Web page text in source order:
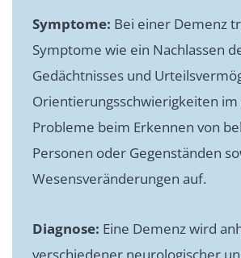
Symptome: Bei einer Demenz
Symptome wie ein Nachlassen
Gedächtnisses und
Orientierungsschwierigkeiten im
Probleme beim Erkennen von
Personen oder Gegenständen
Wesensveränderungen auf.
Diagnose: Eine Demenz wird